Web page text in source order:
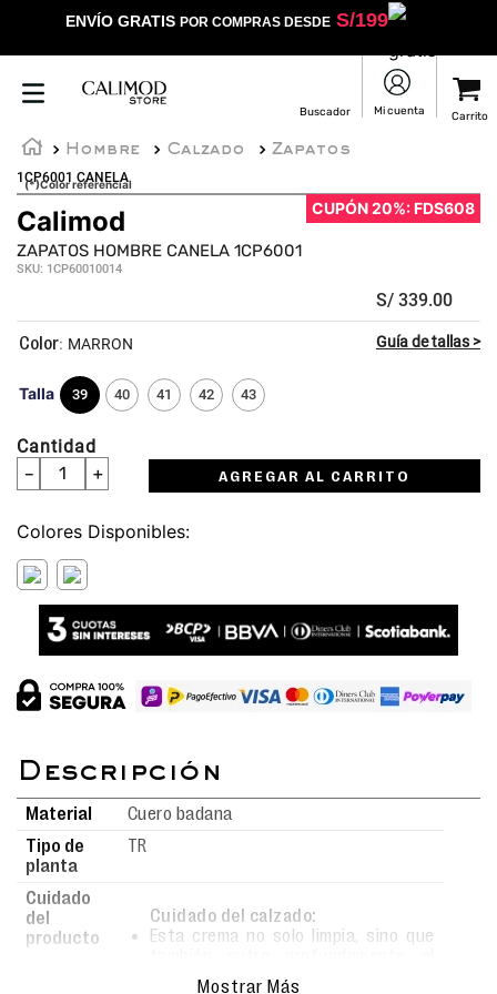
ENVÍO GRATIS POR COMPRAS DESDES/199
Hombre Calzado
Zapatos
1CP6001 CANELA
(*)Color referencial
CUPÓN 20%: FDS608
Calimod
ZAPATOS HOMBRE CANELA 1CP6001
SKU: 1CP60010014
S/ 339.00
Talla 39 40 41 42 43
: MARRON
Cantidad
＋
－ AGREGAR AL CARRITO
Colores
Material
Cuero badana
Tipo de
planta
TR
Cuidado
del
producto
Cuidado del calzado:
Esta crema no solo limpia, sino que
material.
Mostrar Más